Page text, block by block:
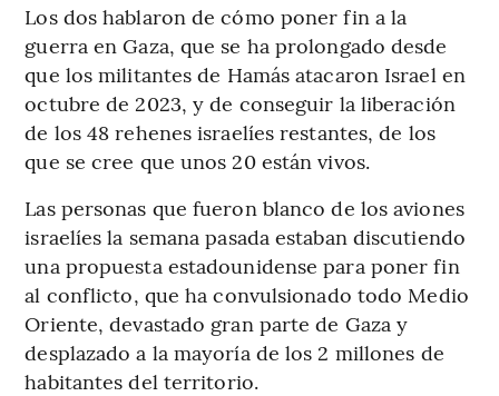
Los dos hablaron de cómo poner fin a la
guerra en Gaza, que se ha prolongado desde
que los militantes de Hamás atacaron Israel en
octubre de 2023, y de conseguir la liberación
de los 48 rehenes israelíes restantes, de los
que se cree que unos 20 están vivos.
Las personas que fueron blanco de los aviones
israelíes la semana pasada estaban discutiendo
una propuesta estadounidense para poner fin
al conflicto, que ha convulsionado todo Medio
Oriente, devastado gran parte de Gaza y
desplazado a la mayoría de los 2 millones de
habitantes del territorio.